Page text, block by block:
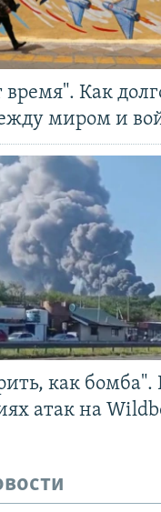
Как
миром и
как бомба".
атак на